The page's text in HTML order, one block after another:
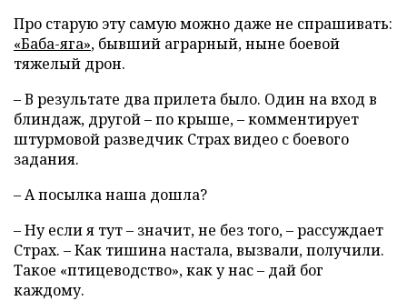
Про старую эту самую можно даже не спрашивать:
«Баба-яга», бывший аграрный, ныне боевой
тяжелый дрон.
– В результате два прилета было. Один на вход в
блиндаж, другой – по крыше, – комментирует
штурмовой разведчик Страх видео с боевого
задания.
– А посылка наша дошла?
– Ну если я тут – значит, не без того, – рассуждает
Страх. – Как тишина настала, вызвали, получили.
Такое «птицеводство», как у нас – дай бог
каждому.